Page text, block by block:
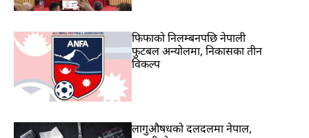
फिफाको निलम्बनपछि नेपाली
फुटबल अन्योलमा, निकासका तीन
विकल्प
लागुऔषधको दलदलमा नेपाल,